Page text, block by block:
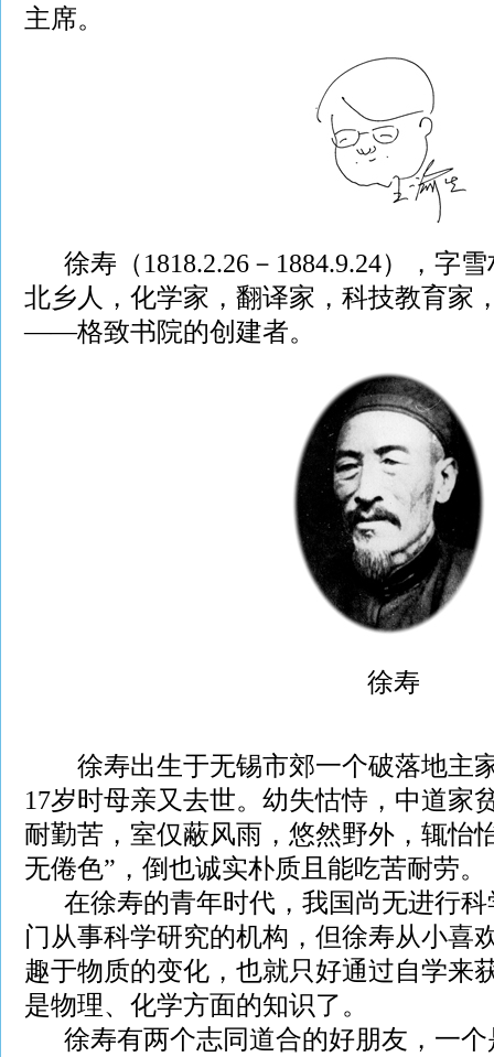
主席。
徐寿（1818.2.26－1884.9.24），字
北乡人，化学家，翻译家，科技教育家
——格致书院的创建者。
徐寿
徐寿出生于无锡市郊一个破落地主
17岁时母亲又去世。幼失怙恃，中道家
耐勤苦，室仅蔽风雨，悠然野外，辄怡
无倦色”，倒也诚实朴质且能吃苦耐劳。
在徐寿的青年时代，我国尚无进行科
门从事科学研究的机构，但徐寿从小喜
趣于物质的变化，也就只好通过自学来
是物理、化学方面的知识了。
徐寿有两个志同道合的好朋友，一个